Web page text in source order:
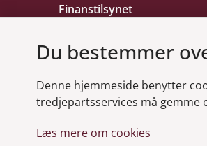
Finanstilsynet
1401 København K
CVR nummer:10598184
Du bestemmer
Denne hjemmeside benytter
tredjepartsservices må gemme
Læs mere om cookies